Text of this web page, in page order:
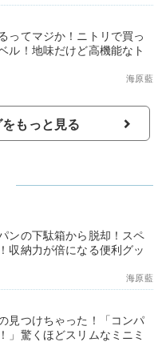
ってマジか！ニトリで買っ
ル！地味だけど高機能なト
海原藍
もっと見る
ンの下駄箱から脱却！スペ
収納力が倍になる便利グッ
海原藍
見つけちゃった！「コンパ
」驚くほどスリムなミニミ